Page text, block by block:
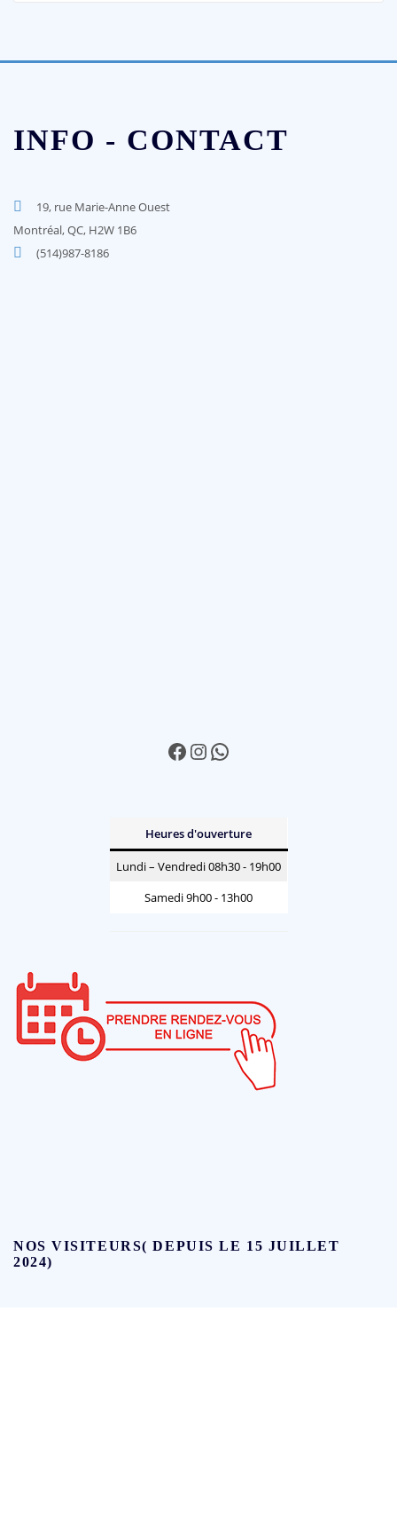
INFO - CONTACT
19, rue Marie-Anne Ouest
Montréal, QC, H2W 1B6
(514)987-8186
Facebook InstagramWhatsApp
Heures d'ouverture
Lundi – Vendredi 08h30 - 19h00
Samedi 9h00 - 13h00
NOS VISITEURS( DEPUIS LE 15 JUILLET
2024)